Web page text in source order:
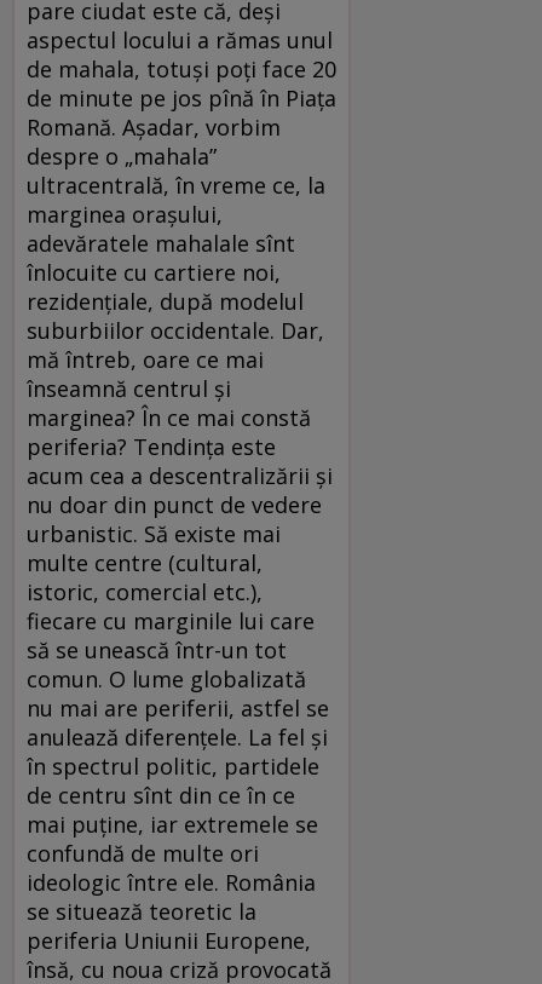
pare ciudat este că, deși
aspectul locului a rămas unul
de mahala, totuși poți face 20
de minute pe jos pînă în Piața
Romană. Așadar, vorbim
despre o „mahala”
ultracentrală, în vreme ce, la
marginea orașului,
adevăratele mahalale sînt
înlocuite cu cartiere noi,
rezidențiale, după modelul
suburbiilor occidentale. Dar,
mă întreb, oare ce mai
înseamnă centrul și
marginea? În ce mai constă
periferia? Tendința este
acum cea a descentralizării și
nu doar din punct de vedere
urbanistic. Să existe mai
multe centre (cultural,
istoric, comercial etc.),
fiecare cu marginile lui care
să se unească într-un tot
comun. O lume globalizată
nu mai are periferii, astfel se
anulează diferențele. La fel și
în spectrul politic, partidele
de centru sînt din ce în ce
mai puține, iar extremele se
confundă de multe ori
ideologic între ele. România
se situează teoretic la
periferia Uniunii Europene,
însă, cu noua criză provocată